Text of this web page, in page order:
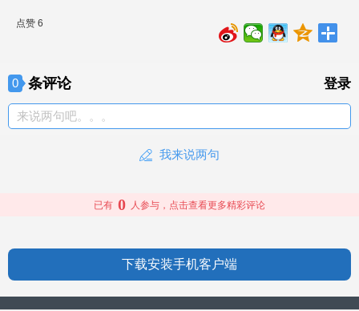
点赞 6
0 条评论 登录
来说两句吧。。。
我来说两句
已有 0 人参与，点击查看更多精彩评论
下载安装手机客户端